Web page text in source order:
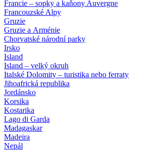
Francie – sopky a kaňony Auvergne
Francouzské Alpy
Gruzie
Gruzie a Arménie
Chorvatské národní parky
Irsko
Island
Island – velký okruh
Italské Dolomity – turistika nebo ferraty
Jihoafrická republika
Jordánsko
Korsika
Kostarika
Lago di Garda
Madagaskar
Madeira
Nepál